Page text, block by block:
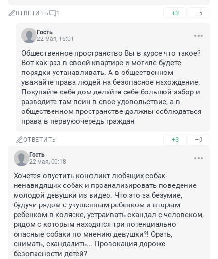
ОТВЕТИТЬ 1 +3 –5
Гость
22 мая, 16:01
Общественное пространство Вы в курсе что такое?
Вот как раз в своей квартире и могиле будете
порядки устанавливать. А в общественном
уважайте права людей на безопасное нахождение.
Покупайте себе дом делайте себе большой забор и
разводите там псин в свое удовольствие, а в
общественном пространстве должны соблюдаться
права в первуюочередь граждан
ОТВЕТИТЬ +3 –0
Гость
22 мая, 00:18
Хочется опустить конфликт любящих собак-
ненавидящих собак и проанализировать поведение
молодой девушки из видео. Что это за безумие,
будучи рядом с укушенным ребенком и вторым
ребенком в коляске, устраивать скандал с человеком,
рядом с которым находятся три потенциально
опасные собаки по мнению девушки?! Орать,
снимать, скандалить... Провокация дороже
безопасности детей?